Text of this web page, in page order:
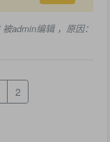
admin编辑 ，原因：
2